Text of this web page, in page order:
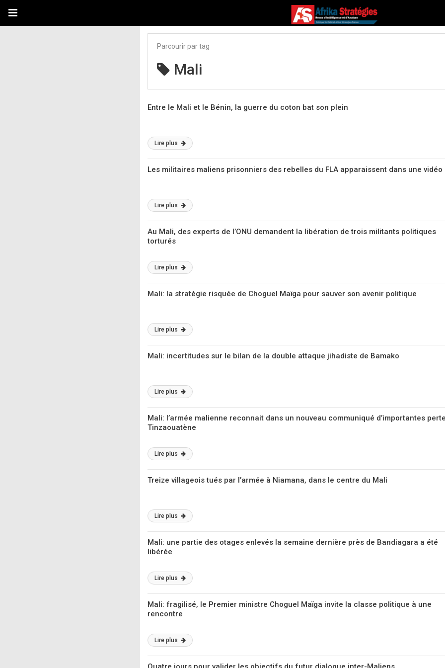
Parcourir par tag
Mali
Entre le Mali et le Bénin, la guerre du coton bat son plein
Lire plus
Les militaires maliens prisonniers des rebelles du FLA apparaissent dans une vidéo
Lire plus
Au Mali, des experts de l’ONU demandent la libération de trois militants politiques
torturés
Lire plus
Mali: la stratégie risquée de Choguel Maïga pour sauver son avenir politique
Lire plus
Mali: incertitudes sur le bilan de la double attaque jihadiste de Bamako
Lire plus
Mali: l’armée malienne reconnait dans un nouveau communiqué d’importantes
Tinzaouatène
Lire plus
Treize villageois tués par l’armée à Niamana, dans le centre du Mali
Lire plus
Mali: une partie des otages enlevés la semaine dernière près de Bandiagara a été
libérée
Lire plus
Mali: fragilisé, le Premier ministre Choguel Maïga invite la classe politique à une
rencontre
Lire plus